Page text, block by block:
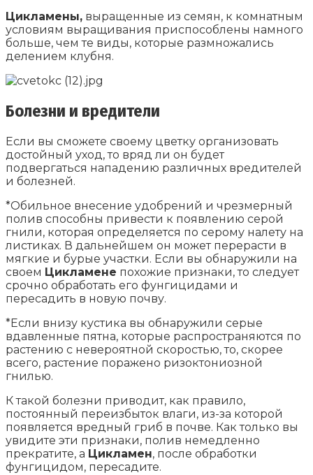
Цикламены, выращенные из семян, к комнатным
условиям выращивания приспособлены намного
больше, чем те виды, которые размножались
делением клубня.
Болезни и вредители
Если вы сможете своему цветку организовать
достойный уход, то вряд ли он будет
подвергаться нападению различных вредителей
и болезней.
*Обильное внесение удобрений и чрезмерный
полив способны привести к появлению серой
гнили, которая определяется по серому налету на
листиках. В дальнейшем он может перерасти в
мягкие и бурые участки. Если вы обнаружили на
своем Цикламене похожие признаки, то следует
срочно обработать его фунгицидами и
пересадить в новую почву.
*Если внизу кустика вы обнаружили серые
вдавленные пятна, которые распространяются по
растению с невероятной скоростью, то, скорее
всего, растение поражено ризоктониозной
гнилью.
К такой болезни приводит, как правило,
постоянный переизбыток влаги, из-за которой
появляется вредный гриб в почве. Как только вы
увидите эти признаки, полив немедленно
прекратите, а Цикламен, после обработки
фунгицидом, пересадите.